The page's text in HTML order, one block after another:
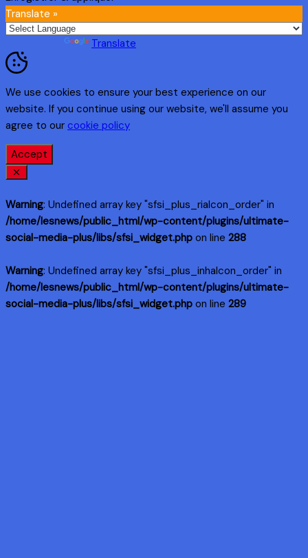
Translate »
Translate
We use cookies to ensure your best experience on our
website. If you continue using our website, we'll assume you
agree to our cookie policy
Accept
Warning: Undefined array key "sfsi_plus_riaIcon_order" in
/home/lesnews/public_html/wp-content/plugins/ultimate-
social-media-plus/libs/sfsi_widget.php on line 288
Warning: Undefined array key "sfsi_plus_inhaIcon_order" in
/home/lesnews/public_html/wp-content/plugins/ultimate-
social-media-plus/libs/sfsi_widget.php on line 289